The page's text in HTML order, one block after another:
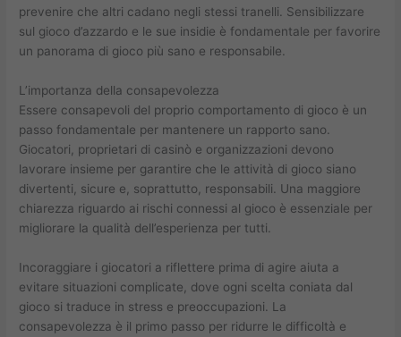
prevenire che altri cadano negli stessi tranelli. Sensibilizzare
sul gioco d’azzardo e le sue insidie è fondamentale per favorire
un panorama di gioco più sano e responsabile.
L’importanza della consapevolezza
Essere consapevoli del proprio comportamento di gioco è un
passo fondamentale per mantenere un rapporto sano.
Giocatori, proprietari di casinò e organizzazioni devono
lavorare insieme per garantire che le attività di gioco siano
divertenti, sicure e, soprattutto, responsabili. Una maggiore
chiarezza riguardo ai rischi connessi al gioco è essenziale per
migliorare la qualità dell’esperienza per tutti.
Incoraggiare i giocatori a riflettere prima di agire aiuta a
evitare situazioni complicate, dove ogni scelta coniata dal
gioco si traduce in stress e preoccupazioni. La
consapevolezza è il primo passo per ridurre le difficoltà e